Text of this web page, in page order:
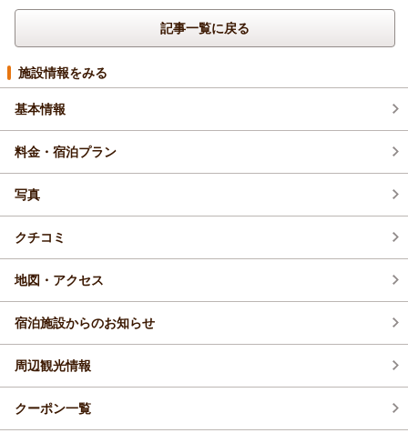
記事一覧に戻る
施設情報をみる
基本情報
料金・宿泊プラン
写真
クチコミ
地図・アクセス
宿泊施設からのお知らせ
周辺観光情報
クーポン一覧